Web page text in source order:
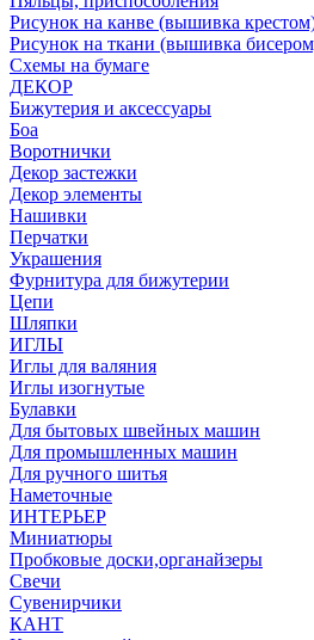
Рисунок на канве (вышивка
Рисунок на ткани (вышивка
Схемы на бумаге
ДЕКОР
Бижутерия и аксессуары
Боа
Воротнички
Декор застежки
Декор элементы
Нашивки
Перчатки
Украшения
Фурнитура для бижутерии
Цепи
Шляпки
ИГЛЫ
Иглы для валяния
Иглы изогнутые
Булавки
Для бытовых швейных машин
Для промышленных машин
Для ручного шитья
Наметочные
ИНТЕРЬЕР
Миниатюры
Пробковые доски,органайзеры
Свечи
Сувенирчики
КАНТ